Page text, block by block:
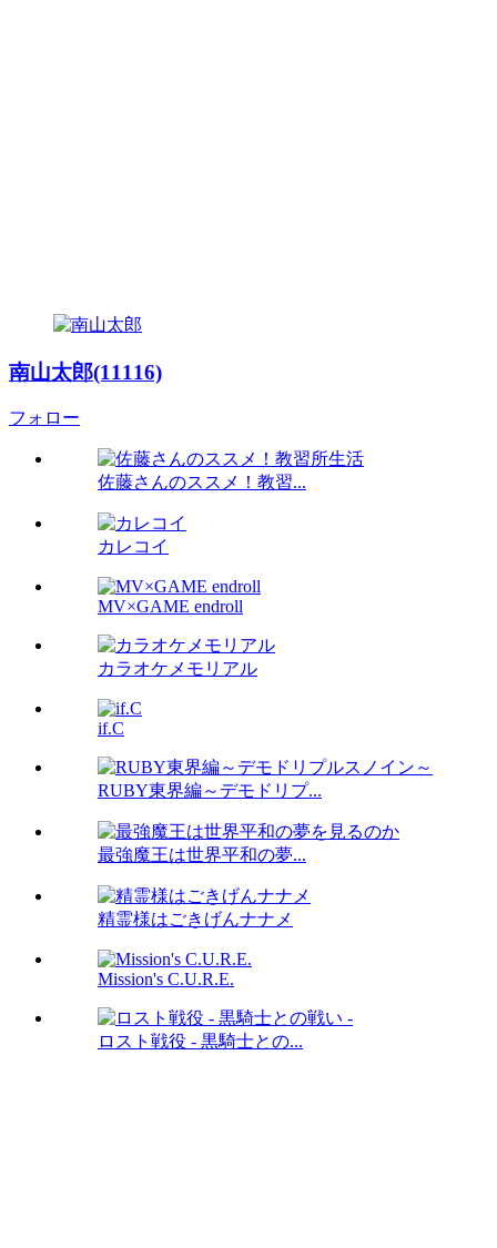
南山太郎(11116)
フォロー
佐藤さんのススメ！教習...
カレコイ
MV×GAME endroll
カラオケメモリアル
if.C
RUBY東界編～デモドリプ...
最強魔王は世界平和の夢...
精霊様はごきげんナナメ
Mission's C.U.R.E.
ロスト戦役 - 黒騎士との...